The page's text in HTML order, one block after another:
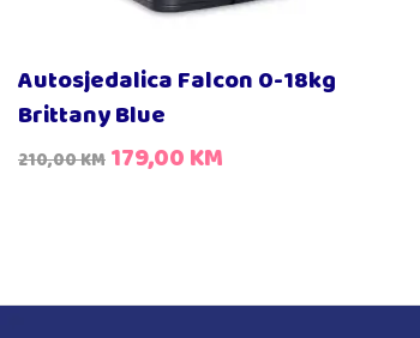
Autosjedalica Falcon 0-18kg
Brittany Blue
210,00KM 179,00KM